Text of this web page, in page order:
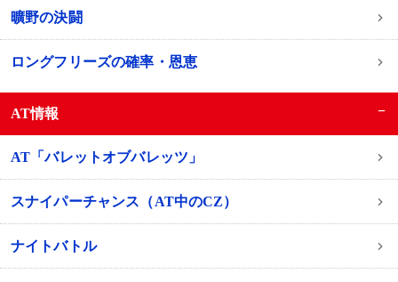
曠野の決闘
ロングフリーズの確率・恩恵
AT情報 −
AT「バレットオブバレッツ」
スナイパーチャンス（AT中のCZ）
ナイトバトル